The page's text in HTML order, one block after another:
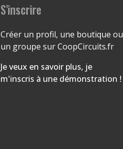
S'inscrire
Créer un profil, une boutique ou
un groupe sur CoopCircuits.fr
Je veux en savoir plus, je
m'inscris à une démonstration !